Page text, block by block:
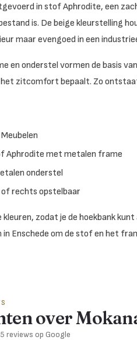
in stof Aphrodite, een
is. De beige kleurstelling
maar evengoed in een
en onderstel vormen de basis
zitcomfort bepaalt. Zo
Aphrodite met metalen frame
onderstel
of rechts opstelbaar
kleuren, zodat je de hoekbank
in Enschede om de stof en het
over
reviews op Google